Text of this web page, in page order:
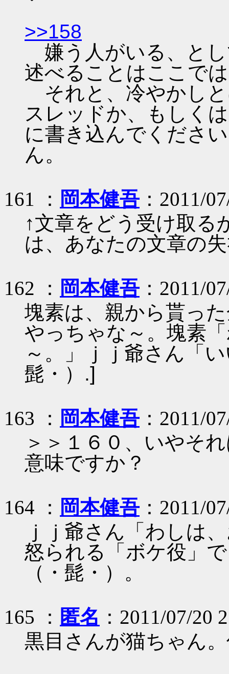
>>158
嫌う人がいる、と
述べることはここで
それと、冷やかし
スレッドか、もしく
に書き込んでくださ
ん。
161 ： 岡本健吾：2011/
↑文章をどう受け取る
は、あなたの文章の
162 ： 岡本健吾：2011/
塊素は、親から貰っ
やっちゃな～。塊素
～。」ｊｊ爺さん「
髭・）.]
163 ： 岡本健吾：2011/
＞＞１６０、いやそ
意味ですか？
164 ： 岡本健吾：2011/
ｊｊ爺さん「わしは
怒られる「ボケ役」
（・髭・）。
165 ： 匿名 ：2011/07/20
黒目さんが猫ちゃん